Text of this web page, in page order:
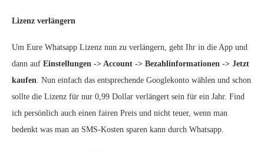
Lizenz verlängern
Um Eure Whatsapp Lizenz nun zu verlängern, geht Ihr in die App und
dann auf Einstellungen -> Account -> Bezahlinformationen -> Jetzt
kaufen. Nun einfach das entsprechende Googlekonto wählen und schon
sollte die Lizenz für nur 0,99 Dollar verlängert sein für ein Jahr. Find
ich persönlich auch einen fairen Preis und nicht teuer, wenn man
bedenkt was man an SMS-Kosten sparen kann durch Whatsapp.